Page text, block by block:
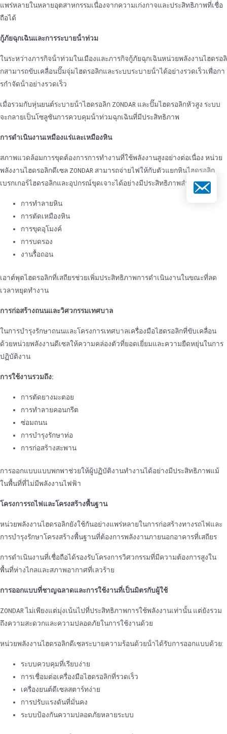
แพร่หลายในหลายอุตสาหกรรมเนื่องจากความเก่งกาจและประสิทธิภาพที่เชื่อ
ถือได้
กู้ภัยฉุกเฉินและการระบายน้ําท่วม
ในระหว่างภารกิจน้ําท่วมในเมืองและภารกิจกู้ภัยฉุกเฉินหน่วยพลังงานไฮดรอลิ
กสามารถขับเคลื่อนปั๊มจุ่มไฮดรอลิกและระบบระบายน้ําได้อย่างรวดเร็วเพื่อกา
รกําจัดน้ําอย่างรวดเร็ว
เมื่อรวมกับหุ่นยนต์ระบายน้ําไฮดรอลิก ZONDAR และปั๊มไฮดรอลิกหัวสูง ระบบ
จะกลายเป็นโซลูชันการควบคุมน้ําท่วมฉุกเฉินที่มีประสิทธิภาพ
การดําเนินงานเหมืองแร่และเหมืองหิน
สภาพแวดล้อมการขุดต้องการการทํางานที่ใช้พลังงานสูงอย่างต่อเนื่อง หน่วย
พลังงานไฮดรอลิกดีเซล ZONDAR สามารถจ่ายไฟให้กับตัวแยกหินไฮดรอลิก
เบรกเกอร์ไฮดรอลิกและอุปกรณ์ขุดเจาะได้อย่างมีประสิทธิภาพสําหรับ:
การทําลายหิน
การตัดเหมืองหิน
การขุดอุโมงค์
การบดรอง
งานรื้อถอน
เอาต์พุตไฮดรอลิกที่เสถียรช่วยเพิ่มประสิทธิภาพการดําเนินงานในขณะที่ลด
เวลาหยุดทํางาน
การก่อสร้างถนนและวิศวกรรมเทศบาล
ในการบํารุงรักษาถนนและโครงการเทศบาลเครื่องมือไฮดรอลิกที่ขับเคลื่อน
ด้วยหน่วยพลังงานดีเซลให้ความคล่องตัวที่ยอดเยี่ยมและความยืดหยุ่นในการ
ปฏิบัติงาน
การใช้งานรวมถึง:
การตัดยางมะตอย
การทําลายคอนกรีต
ซ่อมถนน
การบํารุงรักษาท่อ
การก่อสร้างสะพาน
การออกแบบแบบพกพาช่วยให้ผู้ปฏิบัติงานทํางานได้อย่างมีประสิทธิภาพแม้
ในพื้นที่ที่ไม่มีพลังงานไฟฟ้า
โครงการรถไฟและโครงสร้างพื้นฐาน
หน่วยพลังงานไฮดรอลิกยังใช้กันอย่างแพร่หลายในการก่อสร้างทางรถไฟและ
การบํารุงรักษาโครงสร้างพื้นฐานที่ต้องการพลังงานภายนอกอาคารที่เสถียร
การดําเนินงานที่เชื่อถือได้รองรับโครงการวิศวกรรมที่มีความต้องการสูงใน
พื้นที่ห่างไกลและสภาพอากาศที่เลวร้าย
การออกแบบที่ชาญฉลาดและการใช้งานที่เป็นมิตรกับผู้ใช้
ZONDAR ไม่เพียงแต่มุ่งเน้นไปที่ประสิทธิภาพการใช้พลังงานเท่านั้น แต่ยังรวม
ถึงความสะดวกและความปลอดภัยในการใช้งานด้วย
หน่วยพลังงานไฮดรอลิกดีเซลระบายความร้อนด้วยน้ําได้รับการออกแบบด้วย:
ระบบควบคุมที่เรียบง่าย
การเชื่อมต่อเครื่องมือไฮดรอลิกที่รวดเร็ว
เครื่องยนต์ดีเซลสตาร์ทง่าย
การปรับแรงดันที่มั่นคง
ระบบป้องกันความปลอดภัยหลายระบบ
อีเมล